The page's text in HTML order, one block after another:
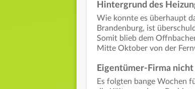
Hintergrund des
Wie konnte es überhaupt
Brandenburg, ist
Somit blieb dem
Mitte Oktober von der
Eigentümer-Firma
Es folgten bange Wochen